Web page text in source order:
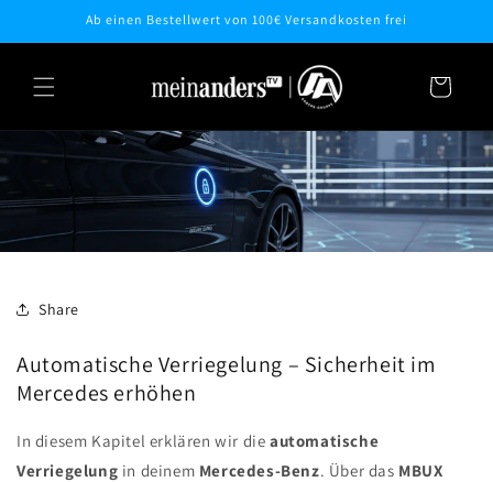
Inhalt
Ab einen Bestellwert von 100€ Versandkosten frei
Warenkorb
Share
Automatische Verriegelung – Sicherheit im
Mercedes erhöhen
In diesem Kapitel erklären wir die automatische
Verriegelung in deinem Mercedes-Benz. Über das MBUX